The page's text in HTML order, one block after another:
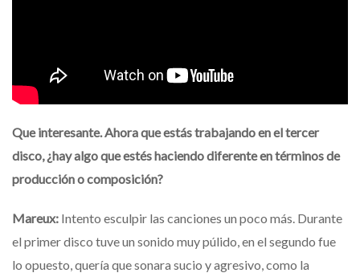
Que interesante. Ahora que estás trabajando en el tercer
disco, ¿hay algo que estés haciendo diferente en términos de
producción o composición?
Mareux: Intento esculpir las canciones un poco más. Durante
el primer disco tuve un sonido muy púlido, en el segundo fue
lo opuesto, quería que sonara sucio y agresivo, como la